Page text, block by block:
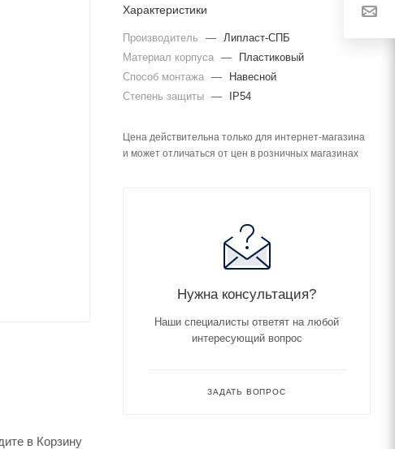
в Корзину
Характеристики
Производитель — Липласт-СПБ
Материал корпуса —
Пластиковый
Способ монтажа —
Навесной
Степень защиты — IP54
Цена действительна только для интернет-магазина
и может отличаться от цен в розничных магазинах
Нужна консультация?
Наши специалисты ответят на любой
интересующий вопрос
ЗАДАТЬ ВОПРОС